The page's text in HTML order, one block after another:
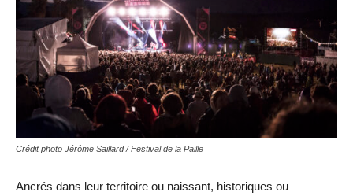
Crédit photo Jérôme Saillard / Festival de la Paille
Ancrés dans leur territoire ou naissant, historiques ou